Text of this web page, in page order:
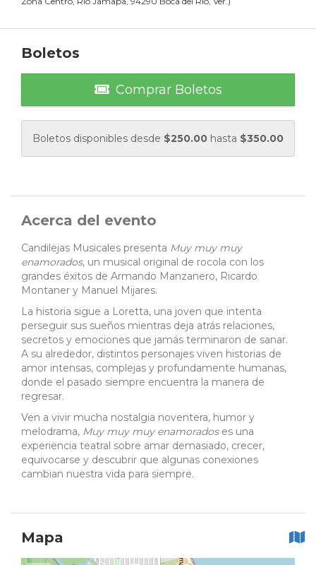
Boletos
Comprar Boletos
Boletos disponibles desde $250.00 hasta $350.00
Acerca del evento
Candilejas Musicales presenta Muy muy muy
enamorados, un musical original de rocola con los
grandes éxitos de Armando Manzanero, Ricardo
Montaner y Manuel Mijares.
La historia sigue a Loretta, una joven que intenta
perseguir sus sueños mientras deja atrás relaciones,
secretos y emociones que jamás terminaron de sanar.
A su alrededor, distintos personajes viven historias de
amor intensas, complejas y profundamente humanas,
donde el pasado siempre encuentra la manera de
regresar.
Ven a vivir mucha nostalgia noventera, humor y
melodrama, Muy muy muy enamoradoses una
experiencia teatral sobre amar demasiado, crecer,
equivocarse y descubrir que algunas conexiones
cambian nuestra vida para siempre.
Mapa